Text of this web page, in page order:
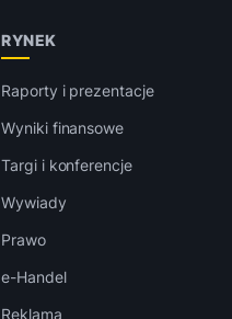
RYNEK
Raporty i prezentacje
Wyniki finansowe
Targi i konferencje
Wywiady
Prawo
e-Handel
Reklama